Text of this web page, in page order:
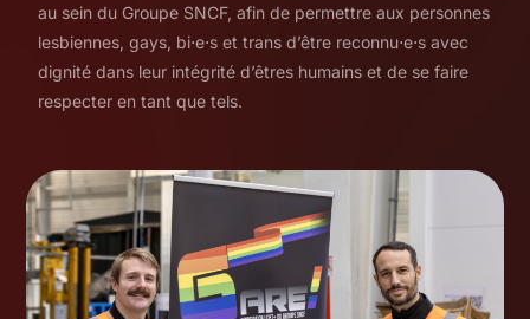
au sein du Groupe SNCF, afin de permettre aux personnes
lesbiennes, gays, bi⋅e⋅s et trans d’être reconnu⋅e⋅s avec
dignité dans leur intégrité d’êtres humains et de se faire
respecter en tant que tels.